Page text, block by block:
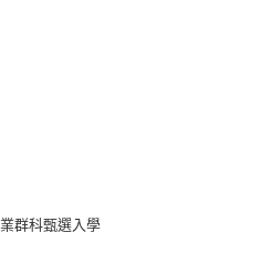
群科甄選入學